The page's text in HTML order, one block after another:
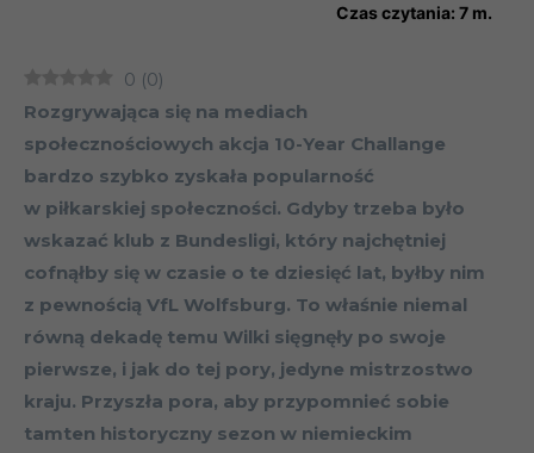
Czas czytania: 7 m.
0 (0)
Rozgrywająca się na mediach
społecznościowych akcja 10-Year Challange
bardzo szybko zyskała popularność
w piłkarskiej społeczności. Gdyby trzeba było
wskazać klub z Bundesligi, który najchętniej
cofnąłby się w czasie o te dziesięć lat, byłby nim
z pewnością VfL Wolfsburg. To właśnie niemal
równą dekadę temu Wilki sięgnęły po swoje
pierwsze, i jak do tej pory, jedyne mistrzostwo
kraju. Przyszła pora, aby przypomnieć sobie
tamten historyczny sezon w niemieckim